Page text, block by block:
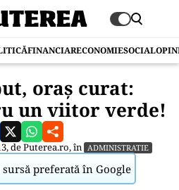
FINANCIARECONOMIESOCIAL
oraș curat:
un viitor verde!
dePuterea.ro, în ADMINISTRATIE
sursă preferată în Google